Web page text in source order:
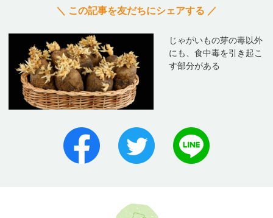
＼ この記事を友だちにシェアする ／
じゃがいもの芽の毒以外
にも、食中毒を引き起こ
す部分がある